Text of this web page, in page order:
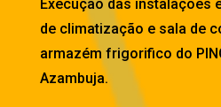
Execução das instalações
de climatização e sala de
armazém frigorifico do
Azambuja.